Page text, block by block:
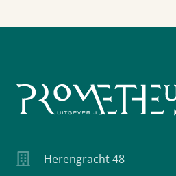
Herengracht 48